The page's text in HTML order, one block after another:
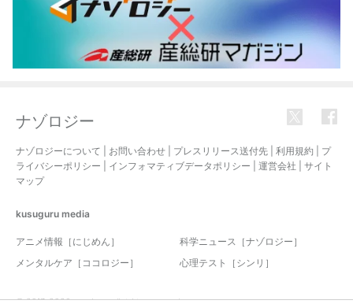
ナゾロジー
ナゾロジーについて お問い合わせ プレスリリース送付先 利用規約
プ
ライバシーポリシー
インフォマティブデータポリシー 運営会社
サイト
マップ
kusuguru media
アニメ情報［にじめん］
科学ニュース［ナゾロジー］
メンタルケア［ココロジー］
心理テスト［シンリ］